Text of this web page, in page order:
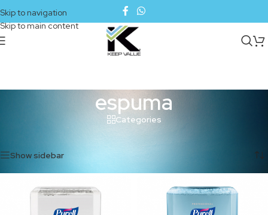
Skip to navigation
Skip to main content
espuma
Categories
Productos etiquetados “espuma”
Show sidebar